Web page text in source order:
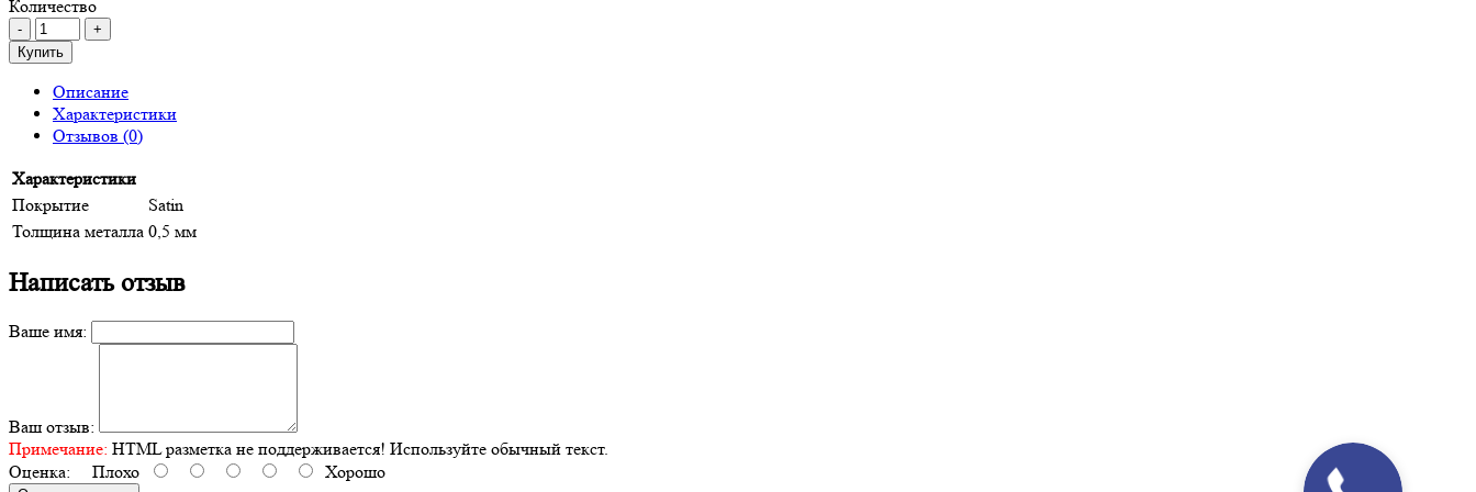
Количество
Купить
Описание
Характеристики
Отзывов (0)
Характеристики
Покрытие
Satin
Толщина металла 0,5 мм
Написать отзыв
Ваше имя:
Ваш отзыв:
Примечание: HTML разметка не поддерживается! Используйте обычный текст.
Оценка: Плохо Хорошо